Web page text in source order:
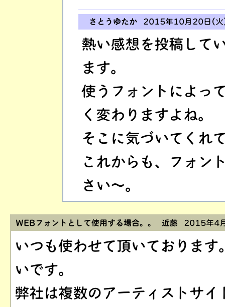
さとうゆたか 2015年10月20日(
熱い感想を投稿して
ます。
使うフォントによっ
く変わりますよね。
そこに気づいてくれ
これからも、フォン
さい〜。
WEBフォントとして使用する場合。。 近藤 2015年4
いつも使わせて頂いておりま
いです。
弊社は複数のアーティストサ